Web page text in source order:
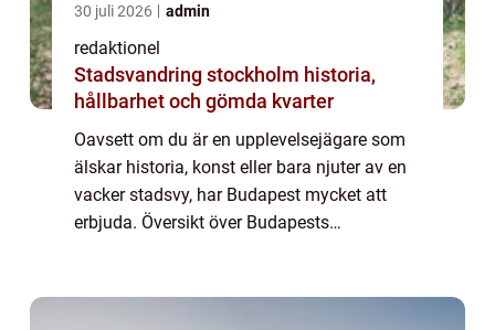
30 juli 2026 admin
redaktionel
Stadsvandring stockholm historia,
hållbarhet och gömda kvarter
Oavsett om du är en upplevelsejägare som
älskar historia, konst eller bara njuter av en
vacker stadsvy, har Budapest mycket att
erbjuda. Översikt över Budapests